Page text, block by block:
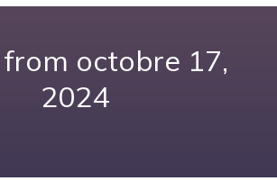
octobre 17,
2024